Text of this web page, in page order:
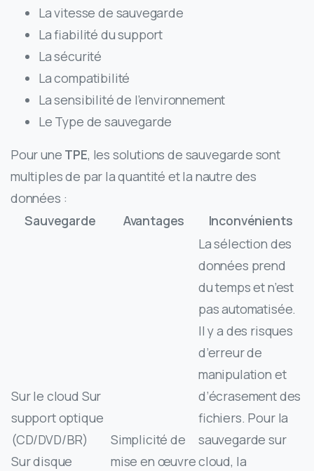
La vitesse de sauvegarde
La fiabilité du support
La sécurité
La compatibilité
La sensibilité de l’environnement
Le Type de sauvegarde
Pour une TPE, les solutions de sauvegarde sont
multiples de par la quantité et la nautre des
données :
Sauvegarde
Avantages Inconvénients
Sur le cloud Sur
support optique
(CD/DVD/BR)
Sur disque
Simplicité de
mise en œuvre
La sélection des
données prend
du temps et n’est
pas automatisée.
Il y a des risques
d’erreur de
manipulation et
d’écrasement des
fichiers. Pour la
sauvegarde sur
cloud, la